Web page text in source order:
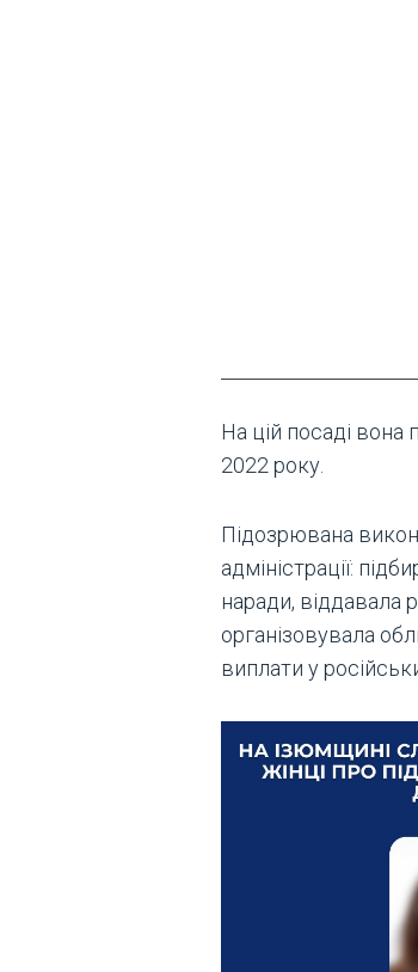
На цій посаді
2022 року.
Підозрювана
адміністрації:
наради, віддавала
організовувала
виплати у